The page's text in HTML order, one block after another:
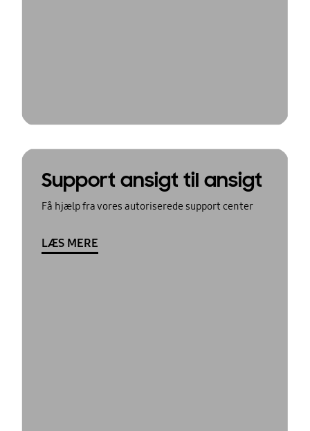
Support ansigt til ansigt
Få hjælp fra vores autoriserede support center
LÆS MERE